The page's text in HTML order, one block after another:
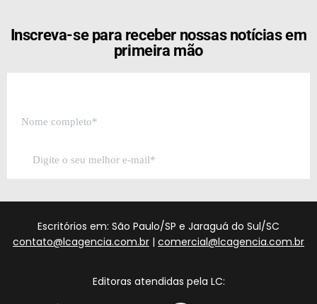
Inscreva-se para receber nossas notícias em
primeira mão
Escritórios em: São Paulo/SP e Jaraguá do Sul/SC
contato@lcagencia.com.br | comercial@lcagencia.com.br
Editoras atendidas pela LC: